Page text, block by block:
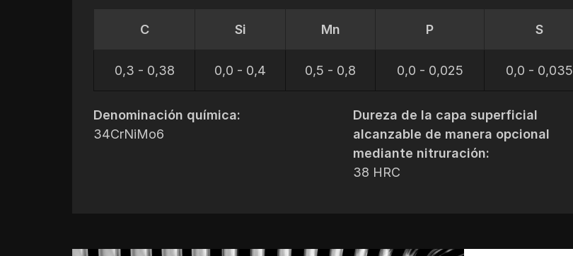
C Si Mn P S
0,3 - 0,38 0,0 - 0,4 0,5 - 0,8 0,0 - 0,025 0,0 - 0,035
Denominación química:
34CrNiMo6
Dureza de la capa superficial
alcanzable de manera opcional
mediante nitruración:
38 HRC